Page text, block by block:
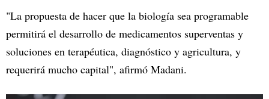
"La propuesta de hacer que la biología sea programable
permitirá el desarrollo de medicamentos superventas y
soluciones en terapéutica, diagnóstico y agricultura, y
requerirá mucho capital", afirmó Madani.